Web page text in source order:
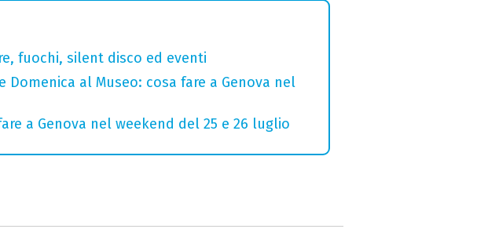
fuochi, silent disco ed eventi
al Museo: cosa fare a Genova nel
a Genova nel weekend del 25 e 26 luglio